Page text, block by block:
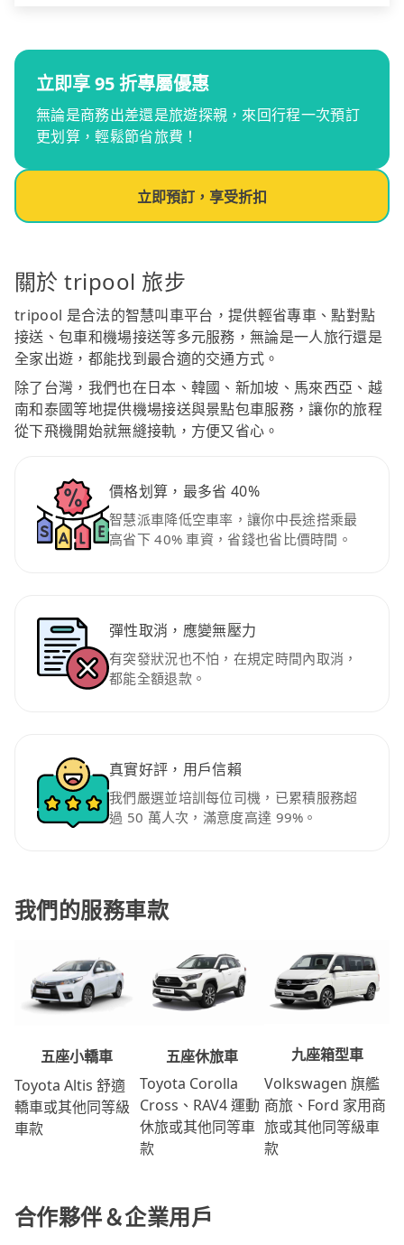
立即享 95 折專屬優惠
無論是商務出差還是旅遊探親，來回行程一次預訂
更划算，輕鬆節省旅費！
立即預訂，享受折扣
關於 tripool 旅步
tripool 是合法的智慧叫車平台，提供輕省專車、點對點
接送、包車和機場接送等多元服務，無論是一人旅行還是
全家出遊，都能找到最合適的交通方式。
除了台灣，我們也在日本、韓國、新加坡、馬來西亞、越
南和泰國等地提供機場接送與景點包車服務，讓你的旅程
從下飛機開始就無縫接軌，方便又省心。
價格划算，最多省 40%
智慧派車降低空車率，讓你中長途搭乘最
高省下 40% 車資，省錢也省比價時間。
彈性取消，應變無壓力
有突發狀況也不怕，在規定時間內取消，
都能全額退款。
真實好評，用戶信賴
我們嚴選並培訓每位司機，已累積服務超
過 50 萬人次，滿意度高達 99%。
我們的服務車款
五座小轎車
Toyota Altis 舒適
轎車或其他同等級
車款
五座休旅車
Toyota Corolla
Cross、RAV4 運動
休旅或其他同等車
款
九座箱型車
Volkswagen 旗艦
商旅、Ford 家用商
旅或其他同等級車
款
合作夥伴＆企業用戶